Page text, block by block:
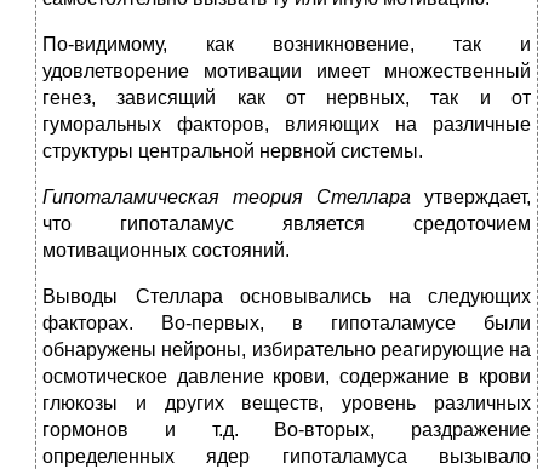
По-видимому, как возникновение, так и
удовлетворение мотивации имеет множественный
генез, зависящий как от нервных, так и от
гуморальных факторов, влияющих на различные
структуры центральной нервной системы.
Гипоталамическая теория Стеллара утверждает,
что гипоталамус является средоточием
мотивационных состояний.
Выводы Стеллара основывались на следующих
факторах. Во-первых, в гипоталамусе были
обнаружены нейроны, избирательно реагирующие на
осмотическое давление крови, содержание в крови
глюкозы и других веществ, уровень различных
гормонов и т.д. Во-вторых, раздражение
определенных ядер гипоталамуса вызывало